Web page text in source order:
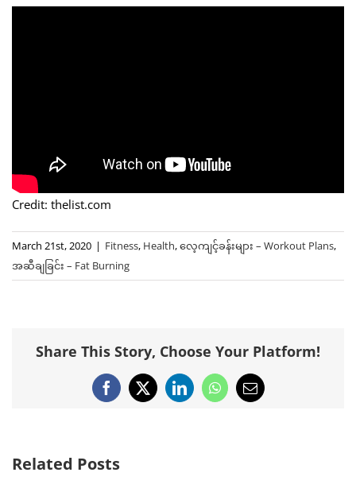
Credit: thelist.com
March 21st, 2020 | Fitness, Health,လေ့ကျင့်ခန်းများ – Workout Plans,
အဆီချခြင်း – Fat Burning
Share This Story, Choose Your Platform!
Facebook
X LinkedInWhatsApp
Email
Related Posts